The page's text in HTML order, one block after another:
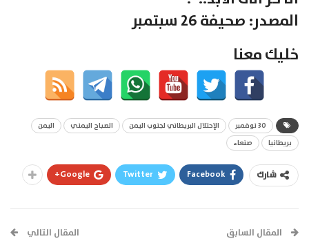
المصدر: صحيفة 26 سبتمبر
خليك معنا
30 نوفمبر الإحتلال البريطاني لجنوب اليمن الصباح اليمني
اليمن
بريطانيا
صنعاء
شارك Facebook
Twitter
Google+
المقال السابق المقال التالي